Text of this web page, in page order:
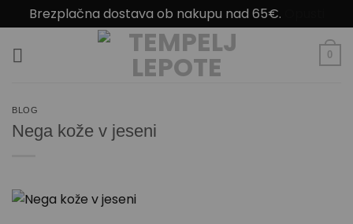
Brezplačna dostava ob nakupu nad 65€.
0
BLOG
Nega kože v jeseni